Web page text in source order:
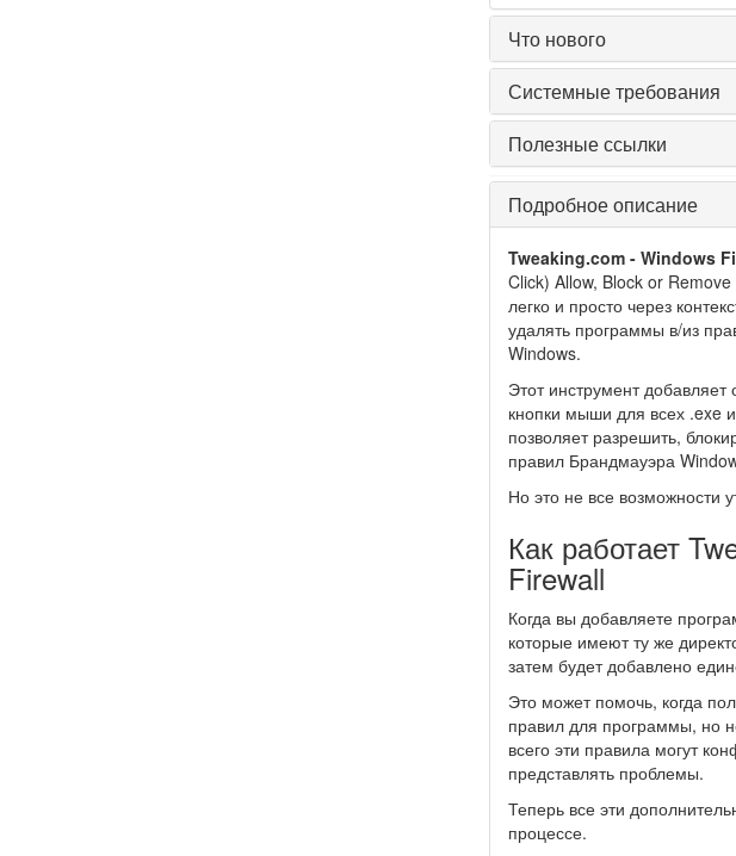
Что нового
Системные требования
Полезные ссылки
Подробное описание
Tweaking.com - Windows
Click) Allow, Block or
легко и просто через
удалять программы в/из
Windows.
Этот инструмент
кнопки мыши для всех .exe
позволяет разрешить,
правил Брандмауэра
Но это не все возможности
Как работает
Firewall
Когда вы добавляете
которые имеют ту же
затем будет добавлено
Это может помочь, когда
правил для программы, но
всего эти правила могут
представлять проблемы.
Теперь все эти
процессе.